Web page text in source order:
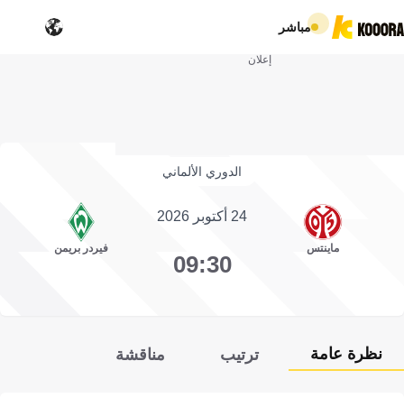
مباشر
إعلان
الدوري الألماني
ماينتس
24 أكتوبر 2026
09:30
فيردر بريمن
نظرة عامة ترتيب مناقشة